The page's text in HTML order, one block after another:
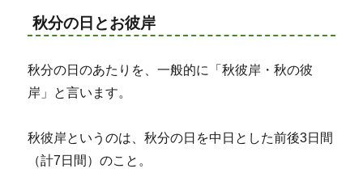
秋分の日とお彼岸
秋分の日のあたりを、一般的に「秋彼岸・秋の彼
岸」と言います。
秋彼岸というのは、秋分の日を中日とした前後3日間
（計7日間）のこと。